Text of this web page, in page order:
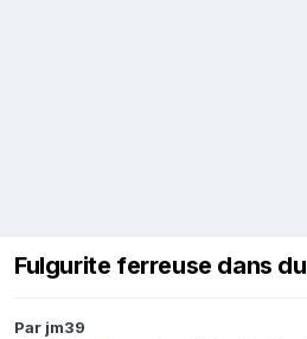
Fulgurite ferreuse dans
Par jm39